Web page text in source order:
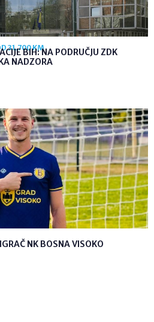
31.700 KM
BIH: NA PODRUČJU ZDK
NADZORA
NK BOSNA VISOKO